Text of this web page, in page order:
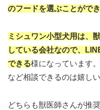
のフードを選ぶことがで
ミシュワン小型犬用は、
している会社なので、
できる様になっています
など相談できるのは嬉し
どちらも獣医師さんが推